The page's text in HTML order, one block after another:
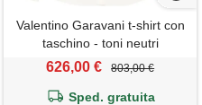
Valentino Garavani t-shirt con
taschino - toni neutri
626,00 € 803,00 €
Sped. gratuita